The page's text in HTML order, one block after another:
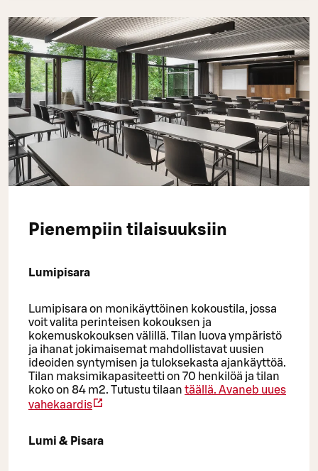
Pienempiin tilaisuuksiin
Lumipisara
Lumipisara on monikäyttöinen kokoustila, jossa
voit valita perinteisen kokouksen ja
kokemuskokouksen välillä. Tilan luova ympäristö
ja ihanat jokimaisemat mahdollistavat uusien
ideoiden syntymisen ja tuloksekasta ajankäyttöä.
Tilan maksimikapasiteetti on 70 henkilöä ja tilan
koko on 84 m2. Tutustu tilaan täällä. Avaneb uues
vahekaardis
Lumi & Pisara